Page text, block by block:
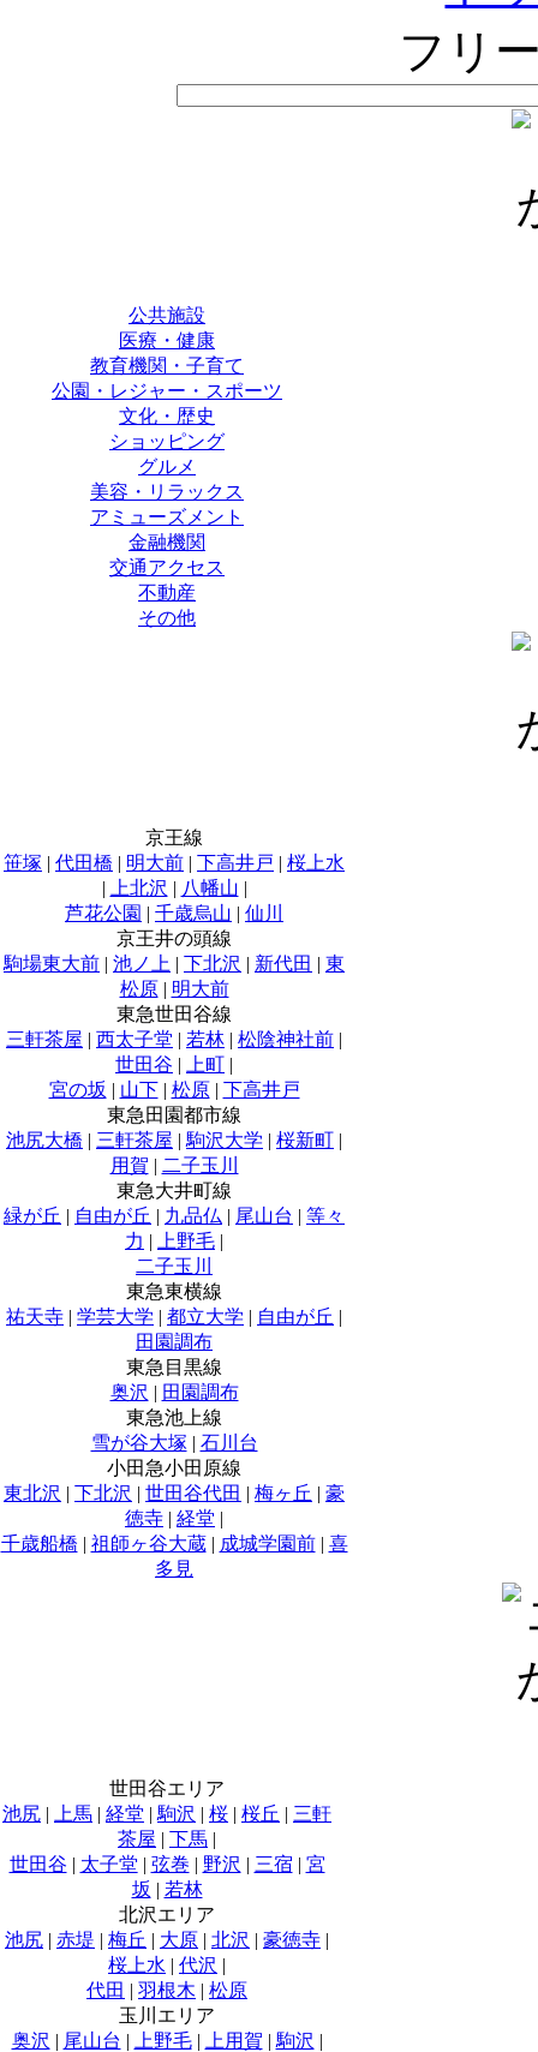
フリ
公共施設
医療・健康
教育機関・子育て
公園・レジャー・スポーツ
文化・歴史
ショッピング
グルメ
美容・リラックス
アミューズメント
金融機関
交通アクセス
不動産
その他
京王線
笹塚 | 代田橋 | 明大前 | 下高井戸 | 桜上水
|
上北沢 | 八幡山 |
芦花公園 | 千歳烏山 | 仙川
京王井の頭線
駒場東大前 | 池ノ上 | 下北沢 | 新代田 | 東
松原| 明大前
東急世田谷線
三軒茶屋 | 西太子堂 | 若林 | 松陰神社前 |
世田谷 | 上町 |
宮の坂 | 山下| 松原| 下高井戸
東急田園都市線
池尻大橋 | 三軒茶屋 | 駒沢大学 | 桜新町 |
用賀 | 二子玉川
東急大井町線
緑が丘 | 自由が丘 | 九品仏 | 尾山台 | 等々
力 | 上野毛 |
二子玉川
東急東横線
祐天寺 | 学芸大学 | 都立大学 | 自由が丘 |
田園調布
東急目黒線
奥沢 | 田園調布
東急池上線
雪が谷大塚 | 石川台
小田急小田原線
東北沢 | 下北沢 | 世田谷代田 | 梅ヶ丘 | 豪
徳寺 | 経堂 |
千歳船橋 | 祖師ヶ谷大蔵| 成城学園前| 喜
多見
世田谷エリア
池尻 | 上馬 | 経堂 | 駒沢 | 桜 | 桜丘 | 三軒
茶屋 | 下馬 |
世田谷 | 太子堂 | 弦巻 | 野沢 | 三宿 | 宮
坂 | 若林
北沢エリア
池尻 | 赤堤 | 梅丘 | 大原 | 北沢 | 豪徳寺 |
桜上水 | 代沢 |
代田 | 羽根木 | 松原
玉川エリア
奥沢 | 尾山台 | 上野毛| 上用賀 | 駒沢 |